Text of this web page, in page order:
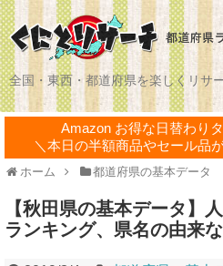
全国・東西・都道府県を楽しくリサ
Amazon お得な日替わり
＼本日の半額商品やセール品
ホーム 都道府県の基本データ
【秋田県の基本データ】
ランキング、県名の由来